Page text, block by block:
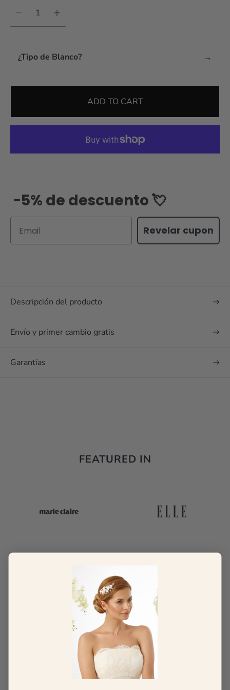
¿Tipo de Blanco? →
ADD TO CART
-5% de descuento 💘
Revelar cupon
Descripción del producto
Envío y primer cambio gratis
Garantías
FEATURED IN
Preguntas Frecuentes